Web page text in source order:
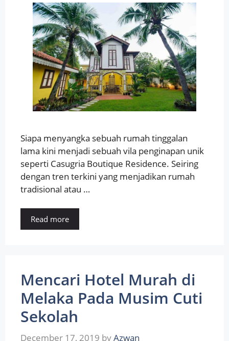
Siapa menyangka sebuah rumah tinggalan
lama kini menjadi sebuah vila penginapan unik
seperti Casugria Boutique Residence. Seiring
dengan tren terkini yang menjadikan rumah
tradisional atau …
Read more
Mencari Hotel Murah di
Melaka Pada Musim Cuti
Sekolah
December 17, 2019 byAzwan